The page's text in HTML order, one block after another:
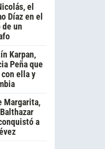
el
Díaz en el
un
Karpan,
Peña que
ella y
Margarita,
a